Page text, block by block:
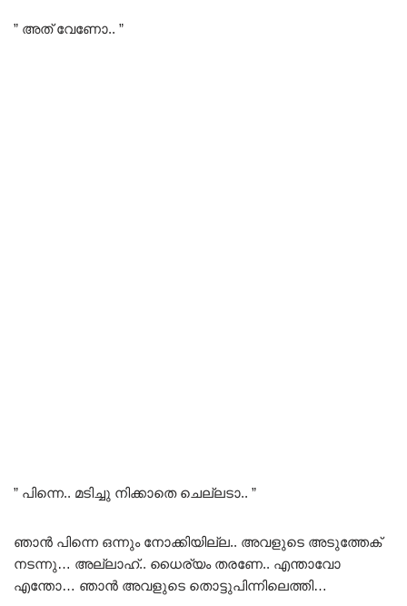
” അത് വേണോ.. ”
” പിന്നെ.. മടിച്ചു നിക്കാതെ ചെല്ലടാ.. ”
ഞാൻ പിന്നെ ഒന്നും നോക്കിയില്ല.. അവളുടെ അടുത്തേക്
നടന്നു… അല്ലാഹ്.. ധൈര്യം തരണേ.. എന്താവോ
എന്തോ… ഞാൻ അവളുടെ തൊട്ടുപിന്നിലെത്തി…